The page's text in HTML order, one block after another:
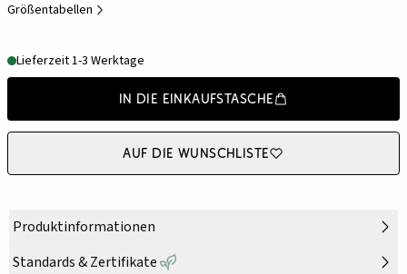
Größentabellen
Lieferzeit 1-3 Werktage
In die Einkaufstasche
Auf die Wunschliste
Produktinformationen
Standards & Zertifikate